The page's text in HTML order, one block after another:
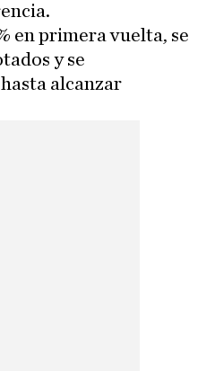
en primera vuelta, se
y se
alcanzar